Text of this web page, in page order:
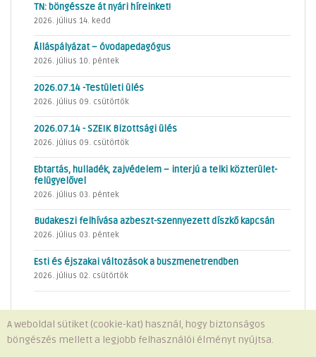
TN: böngéssze át nyári híreinket!
2026. július 14. kedd
Álláspályázat – óvodapedagógus
2026. július 10. péntek
2026.07.14 -Testületi ülés
2026. július 09. csütörtök
2026.07.14 - SZEIK Bizottsági ülés
2026. július 09. csütörtök
Ebtartás, hulladék, zajvédelem – interjú a telki közterület-
felügyelővel
2026. július 03. péntek
Budakeszi felhívása azbeszt-szennyezett díszkő kapcsán
2026. július 03. péntek
Esti és éjszakai változások a buszmenetrendben
2026. július 02. csütörtök
Minden jog fenntartva © 2026 Telki Község Önkormányzata
A weboldal sütiket (cookie-kat) használ, hogy biztonságos
böngészés mellett a legjobb felhasználói élményt nyújtsa.